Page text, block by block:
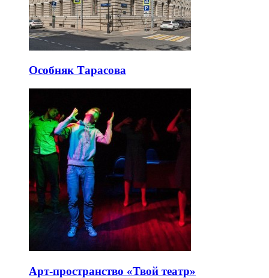
Особняк Тарасова
Арт-пространство «Твой театр»